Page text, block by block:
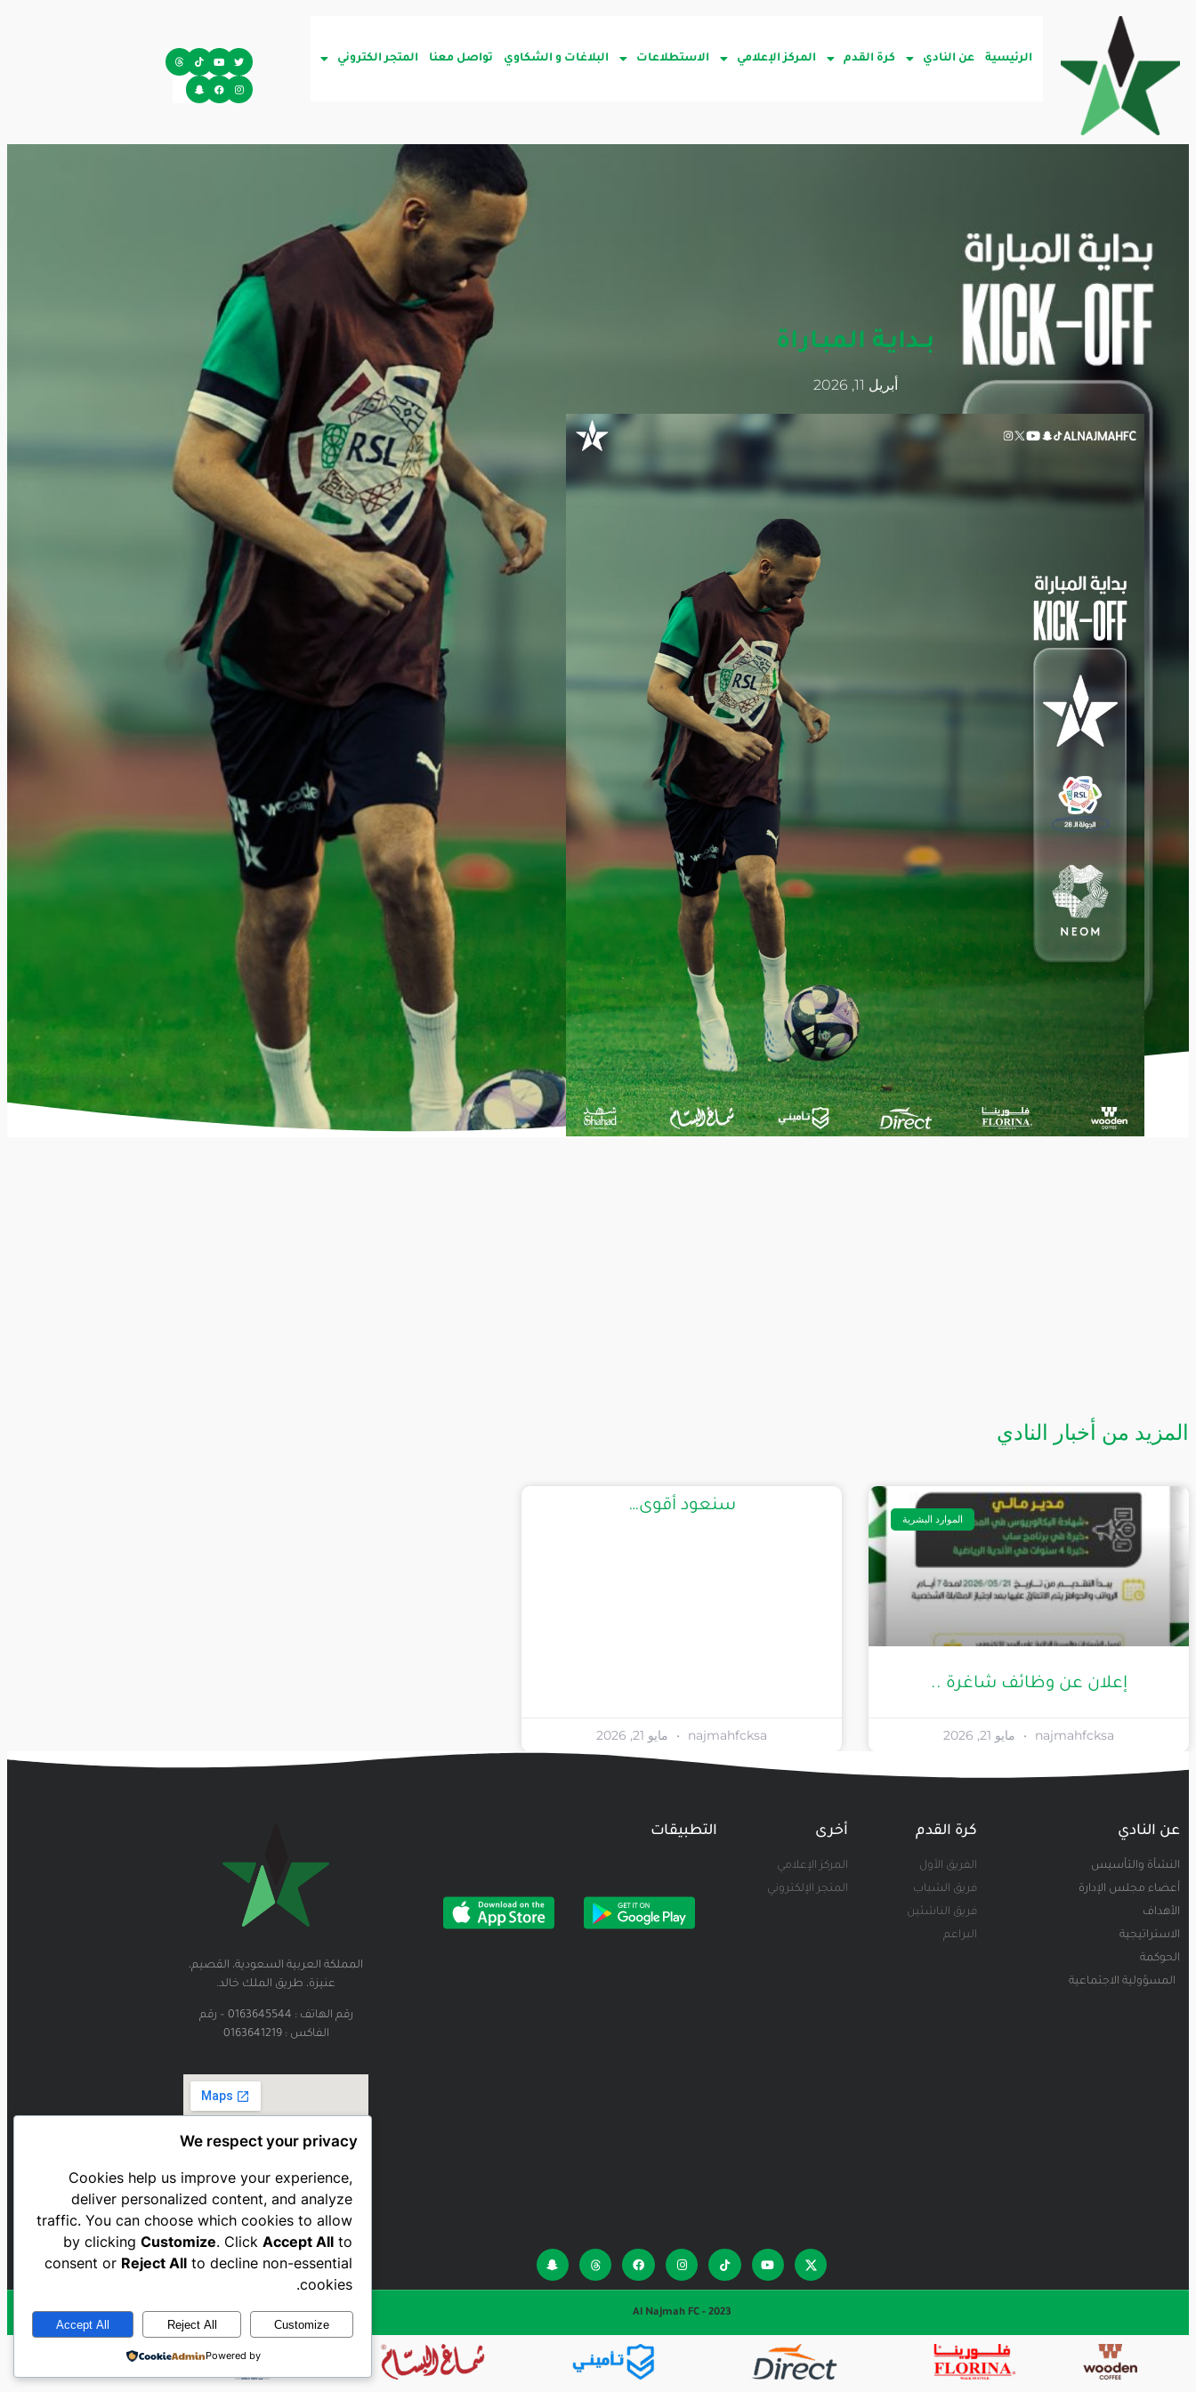
الرئيسية عن النادي كرة القدم المركز الإعلامي الاستطلاعات البلاغات و الشكاوي تواصل معنا المتجر الكتروني
بــدايـة المبـاراة
أبريل 11, 2026
المزيد من أخبار النادي
الموارد البشرية
إعلان عن وظائف شاغرة ..
najmahfcksa مايو 21, 2026
سنعود أقوى…
najmahfcksa مايو 21, 2026
عن النادي
النشأة والتأسيس
أعضاء مجلس الإدارة
الأهداف
الاستراتيجية
الحوكمة
المسؤولية الاجتماعية
كرة القدم
الفريق الأول
فريق الشباب
فريق الناشئين
البراعم
أخرى
المركز الإعلامي
المتجر الإلكتروني
التطبيقات
المملكة العربية السعودية، القصيم،
عنيزة، طريق الملك خالد.
رقم الهاتف : 0163645544 – رقم
الفاكس : 0163641219
Al Najmah FC - 2023
We respect your privacy
Cookies help us improve your experience,
deliver personalized content, and analyze
traffic. You can choose which cookies to allow
by clickingCustomize. ClickAccept All to
consent or Reject All to decline non-essential
cookies.
Customize
Reject All
Accept All
Powered by